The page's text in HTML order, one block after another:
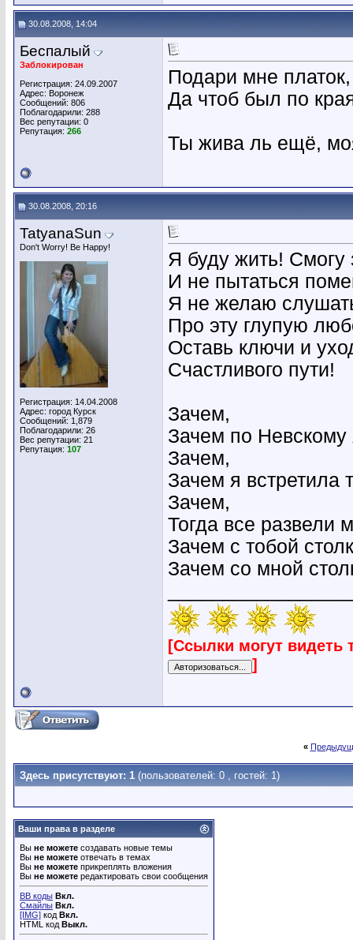
30.08.2008, 14:04
Беспалый
Заблокирован
Регистрация: 24.09.2007
Адрес: Воронеж
Сообщений: 806
Поблагодарили: 288
Вес репутации: 0
Репутация: 266
Подари мне платок,
Да чтоб был по
Ты жива ль ещё,
30.08.2008, 20:16
TatyanaSun
Don't Worry! Be Happy!
Регистрация: 14.04.2008
Адрес: город Курск
Сообщений: 1,879
Поблагодарили: 26
Вес репутации: 21
Репутация: 107
Я буду жить! Смогу
И не пытаться
Я не желаю
Про эту глупую
Оставь ключи и
Счастливого пути!
Зачем,
Зачем по
Зачем,
Зачем я встретила
Зачем,
Тогда все развели
Зачем с тобой
Зачем со мной
[Ссылки могут видеть
]
«
Здесь присутствуют: 1 (пользователей: 0 , гостей: 1)
Ваши права в разделе
Вы не можете создавать новые темы
Вы не можете отвечать в темах
Вы не можете прикреплять вложения
Вы не можете редактировать свои сообщения
BB коды Вкл.
Смайлы Вкл.
[IMG] код Вкл.
HTML код Выкл.